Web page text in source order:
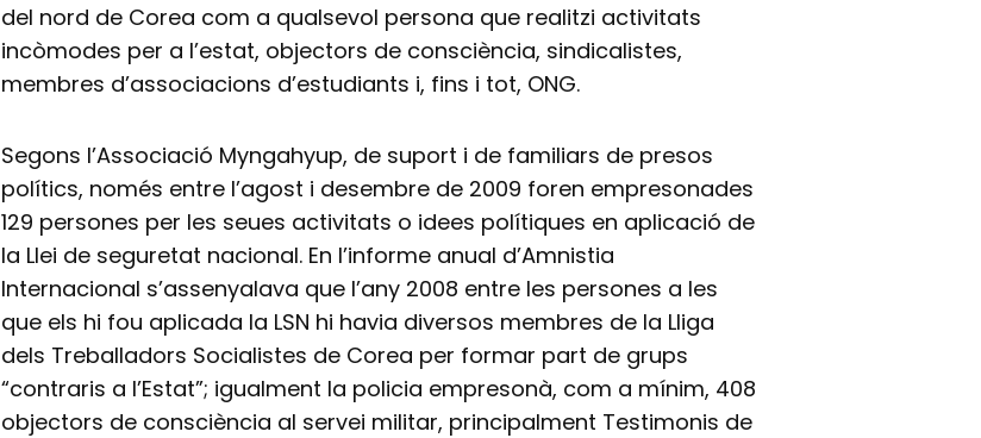
del nord de Corea com a qualsevol persona que realitzi activitats
incòmodes per a l’estat, objectors de consciència, sindicalistes,
membres d’associacions d’estudiants i, fins i tot, ONG.
Segons l’Associació Myngahyup, de suport i de familiars de presos
polítics, només entre l’agost i desembre de 2009 foren empresonades
129 persones per les seues activitats o idees polítiques en aplicació de
la Llei de seguretat nacional. En l’informe anual d’Amnistia
Internacional s’assenyalava que l’any 2008 entre les persones a les
que els hi fou aplicada la LSN hi havia diversos membres de la Lliga
dels Treballadors Socialistes de Corea per formar part de grups
“contraris a l’Estat”; igualment la policia empresonà, com a mínim, 408
objectors de consciència al servei militar, principalment Testimonis de